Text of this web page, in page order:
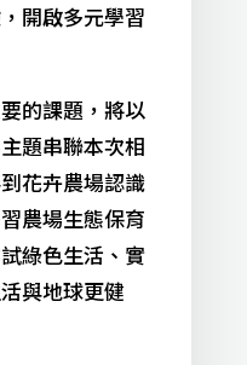
開啟多元學習
的課題，將以
題串聯本次相
花卉農場認識
農場生態保育
綠色生活、實
與地球更健